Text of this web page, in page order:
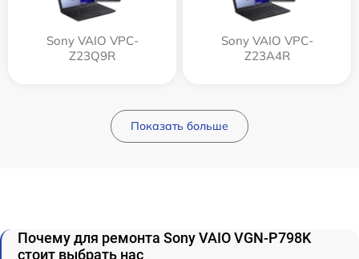
Sony VAIO VPC-
Z23Q9R
Sony VAIO VPC-
Z23A4R
Показать больше
Почему для ремонта Sony VAIO VGN-P798K
стоит выбрать нас